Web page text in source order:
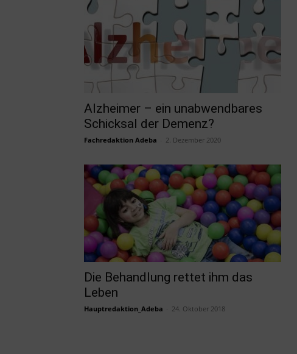
Alzheimer – ein unabwendbares
Schicksal der Demenz?
Fachredaktion Adeba 2. Dezember 2020
Die Behandlung rettet ihm das
Leben
Hauptredaktion_Adeba 24. Oktober 2018